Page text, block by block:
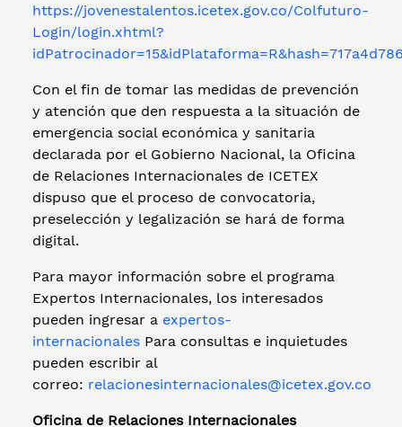
https://jovenestalentos.icetex.gov.co/Colfuturo-
Login/login.xhtml?
Con el fin de tomar las medidas de prevención
y atención que den respuesta a la situación de
emergencia social económica y sanitaria
declarada por el Gobierno Nacional, la Oficina
de Relaciones Internacionales de ICETEX
dispuso que el proceso de convocatoria,
preselección y legalización se hará de forma
digital.
Para mayor información sobre el programa
Expertos Internacionales, los interesados
pueden ingresar a expertos-
internacionales Para consultas e inquietudes
pueden escribir al
correo: relacionesinternacionales@icetex.gov.co
Oficina de Relaciones Internacionales